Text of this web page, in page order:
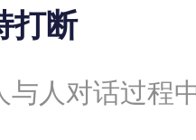
打断
与人对话过程